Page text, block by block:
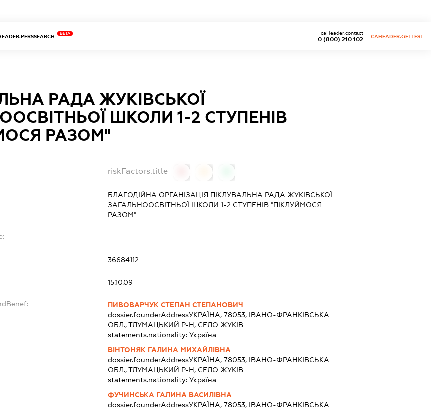
BETA
0 (800) 210 102
caHeader.contact
CAHEADER.GETTEST
РАДА ЖУКІВСЬКОЇ
ШКОЛИ 1-2 СТУПЕНІВ
РАЗОМ"
riskFactors.title
БЛАГОДІЙНА ОРГАНІЗАЦІЯ ПІКЛУВАЛЬНА РАДА ЖУКІВСЬКОЇ
ЗАГАЛЬНООСВІТНЬОЇ ШКОЛИ 1-2 СТУПЕНІВ "ПІКЛУЙМОСЯ
РАЗОМ"
-
36684112
15.10.09
ПИВОВАРЧУК СТЕПАН СТЕПАНОВИЧ
dossier.founderAddressУКРАЇНА, 78053, ІВАНО-ФРАНКІВСЬКА
ОБЛ., ТЛУМАЦЬКИЙ Р-Н, СЕЛО ЖУКІВ
statements.nationality: Україна
ВІНТОНЯК ГАЛИНА МИХАЙЛІВНА
dossier.founderAddressУКРАЇНА, 78053, ІВАНО-ФРАНКІВСЬКА
ОБЛ., ТЛУМАЦЬКИЙ Р-Н, СЕЛО ЖУКІВ
statements.nationality: Україна
ФУЧИНСЬКА ГАЛИНА ВАСИЛІВНА
dossier.founderAddressУКРАЇНА, 78053, ІВАНО-ФРАНКІВСЬКА